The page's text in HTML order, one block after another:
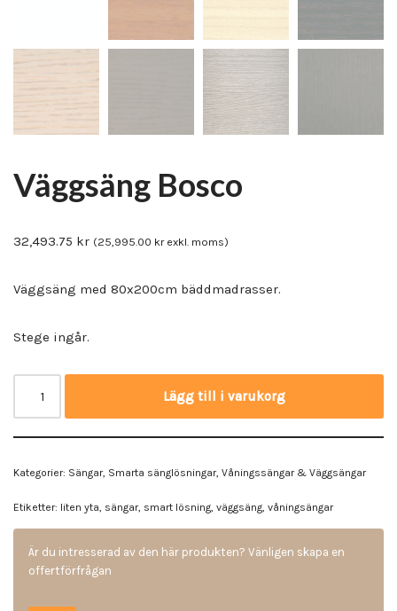
Väggsäng Bosco
32,493.75 kr (25,995.00 krexkl. moms)
Väggsäng med 80x200cm bäddmadrasser.
Stege ingår.
Lägg till i varukorg
Kategorier: Sängar, Smarta sänglösningar, Våningssängar & Väggsängar
Etiketter: liten yta, sängar, smart lösning, väggsäng, våningsängar
Är du intresserad av den här produkten? Vänligen skapa en
offertförfrågan